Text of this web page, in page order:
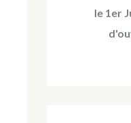
le 1er